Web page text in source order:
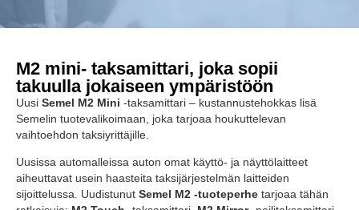
M2 mini- taksamittari, joka sopii
takuulla jokaiseen ympäristöön
Uusi Semel M2 Mini -taksamittari – kustannustehokkas lisä
Semelin tuotevalikoimaan, joka tarjoaa houkuttelevan
vaihtoehdon taksiyrittäjille.
Uusissa automalleissa auton omat käyttö- ja näyttölaitteet
aiheuttavat usein haasteita taksijärjestelmän laitteiden
sijoittelussa. Uudistunut Semel M2 -tuoteperhe tarjoaa tähän